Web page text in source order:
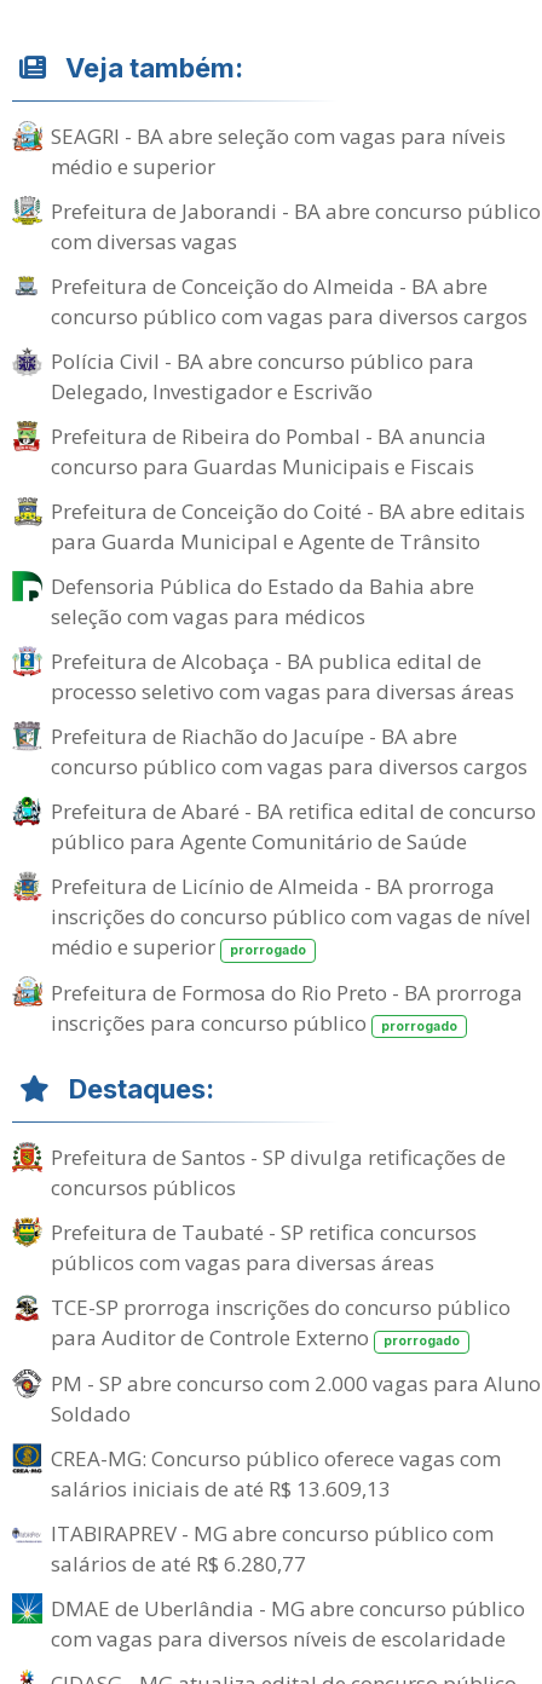
Veja também:
SEAGRI - BA abre seleção com vagas para níveis
médio e superior
Prefeitura de Jaborandi - BA abre concurso público
com diversas vagas
Prefeitura de Conceição do Almeida - BA abre
concurso público com vagas para diversos cargos
Polícia Civil - BA abre concurso público para
Delegado, Investigador e Escrivão
Prefeitura de Ribeira do Pombal - BA anuncia
concurso para Guardas Municipais e Fiscais
Prefeitura de Conceição do Coité - BA abre editais
para Guarda Municipal e Agente de Trânsito
Defensoria Pública do Estado da Bahia abre
seleção com vagas para médicos
Prefeitura de Alcobaça - BA publica edital de
processo seletivo com vagas para diversas áreas
Prefeitura de Riachão do Jacuípe - BA abre
concurso público com vagas para diversos cargos
Prefeitura de Abaré - BA retifica edital de concurso
público para Agente Comunitário de Saúde
Prefeitura de Licínio de Almeida - BA prorroga
inscrições do concurso público com vagas de nível
médio e superior
prorrogado
Prefeitura de Formosa do Rio Preto - BA prorroga
inscrições para concurso público
prorrogado
Destaques:
Prefeitura de Santos - SP divulga retificações de
concursos públicos
Prefeitura de Taubaté - SP retifica concursos
públicos com vagas para diversas áreas
TCE-SP prorroga inscrições do concurso público
para Auditor de Controle Externo
prorrogado
PM - SP abre concurso com 2.000 vagas para
Soldado
CREA-MG: Concurso público oferece vagas com
salários iniciais de até R$ 13.609,13
ITABIRAPREV - MG abre concurso público com
salários de até R$ 6.280,77
DMAE de Uberlândia - MG abre concurso público
com vagas para diversos níveis de escolaridade